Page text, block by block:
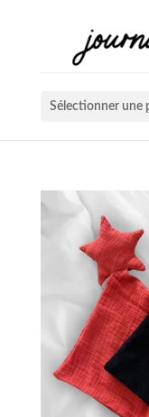
Sélectionner une